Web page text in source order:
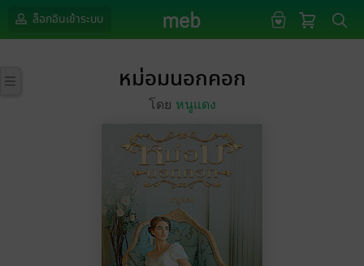
ล็อกอินเข้าระบบ
หม่อมนอกคอก
โดย หนูแดง